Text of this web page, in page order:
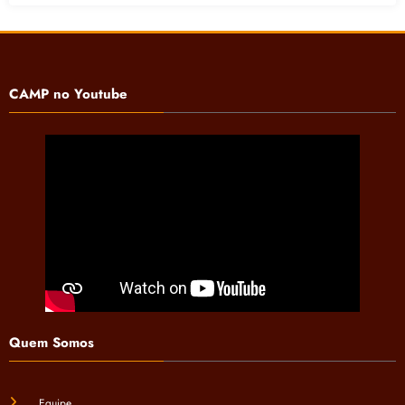
CAMP no Youtube
Quem Somos